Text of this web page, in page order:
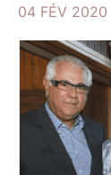
04 FÉV 2020